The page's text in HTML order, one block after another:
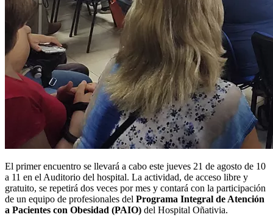
El primer encuentro se llevará a cabo este jueves 21 de agosto de 10
a 11 en el Auditorio del hospital. La actividad, de acceso libre y
gratuito, se repetirá dos veces por mes y contará con la participación
de un equipo de profesionales del Programa Integral de Atención
a Pacientes con Obesidad (PAIO) del Hospital Oñativia.